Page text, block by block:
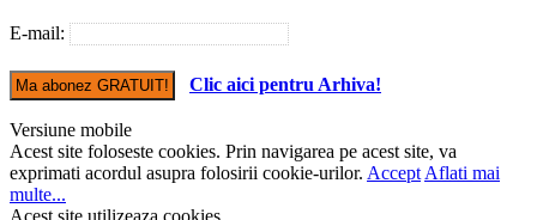
E-mail:
Clic aici pentru Arhiva!
Versiune mobile
Acest site foloseste cookies. Prin navigarea pe acest site, va
exprimati acordul asupra folosirii cookie-urilor. Accept Aflati mai
multe...
Acest site utilizeaza cookies...